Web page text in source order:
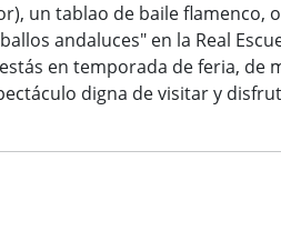
un tablao de baile
andaluces" en la Real
en temporada de feria,
digna de visitar y